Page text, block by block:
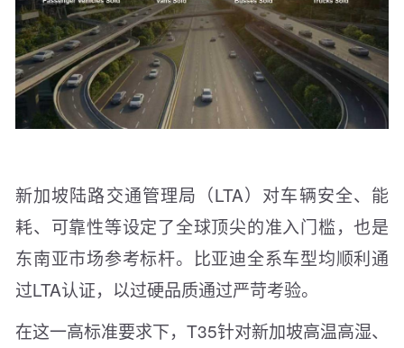
新加坡陆路交通管理局（LTA）对车辆安全、能
耗、可靠性等设定了全球顶尖的准入门槛，也是
东南亚市场参考标杆。比亚迪全系车型均顺利通
过LTA认证，以过硬品质通过严苛考验。
在这一高标准要求下，T35针对新加坡高温高湿、